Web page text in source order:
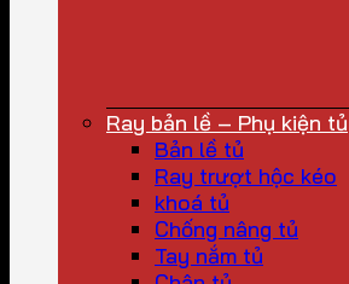
Ray bản lề – Phụ kiện tủ
Bản lề tủ
Ray trượt hộc kéo
khoá tủ
Chống nâng tủ
Tay nắm tủ